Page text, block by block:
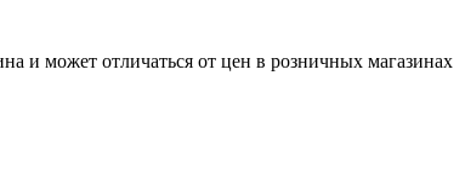
и может отличаться от цен в розничных магазинах